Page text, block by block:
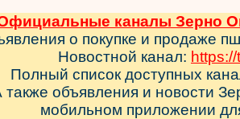
каналы Зерно
о покупке и продаже
Новостной канал:
Полный список доступных
также объявления и новости
мобильном приложении